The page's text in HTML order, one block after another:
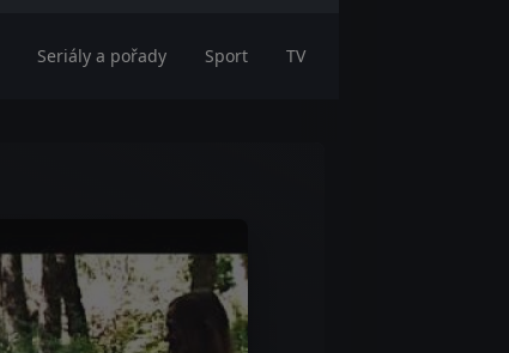
Seriály a pořady Sport TV